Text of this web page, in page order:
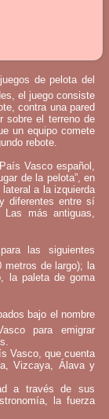
de pelota del
el juego consiste
contra una pared
sobre el terreno de
un equipo comete
rebote.
Vasco español,
de la pelota”, en
a la izquierda
diferentes entre sí
más antiguas,
las siguientes
metros de largo); la
la paleta de goma
bajo el nombre
para emigrar
Vasco, que cuenta
Vizcaya, Álava y
a través de sus
la fuerza